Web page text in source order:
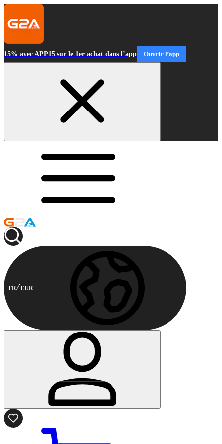
15% avec APP15 sur le 1er achat dans l’app Ouvrir l’app
FR EUR